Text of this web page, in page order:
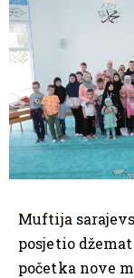
Muftija
posjetio
početka nove